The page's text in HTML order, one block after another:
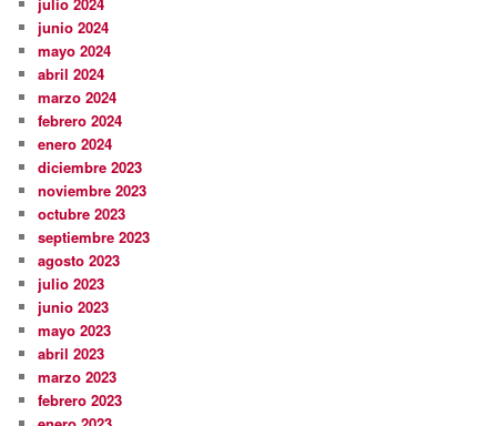
julio 2024
junio 2024
mayo 2024
abril 2024
marzo 2024
febrero 2024
enero 2024
diciembre 2023
noviembre 2023
octubre 2023
septiembre 2023
agosto 2023
julio 2023
junio 2023
mayo 2023
abril 2023
marzo 2023
febrero 2023